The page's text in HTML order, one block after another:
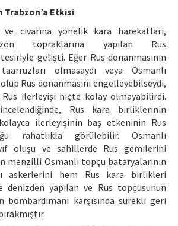
Trabzon’a Etkisi
ve civarına yönelik kara harekatları,
topraklarına yapılan Rus
tesiriyle gelişti. Eğer Rus donanmasının
olmasaydı veya Osmanlı
Rus donanmasını engelleyebilseydi,
Rus ilerleyişi hiçte kolay olmayabilirdi.
Rus kara birliklerinin
ilerleyişinin baş etkeninin Rus
rahatlıkla görülebilir. Osmanlı
oluşu ve sahillerde Rus gemilerini
menzilli Osmanlı topçu bataryalarının
askerlerini hem Rus kara birlikleri
denizden yapılan ve Rus topçusunun
bombardımanı karşısında sürekli geri